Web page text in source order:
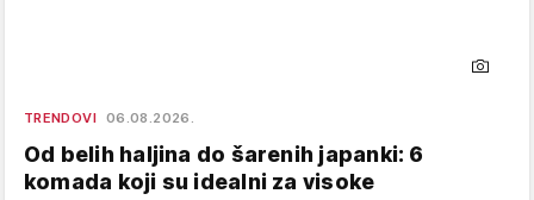
TRENDOVI 06.08.2026.
Od belih haljina do šarenih japanki: 6
komada koji su idealni za visoke